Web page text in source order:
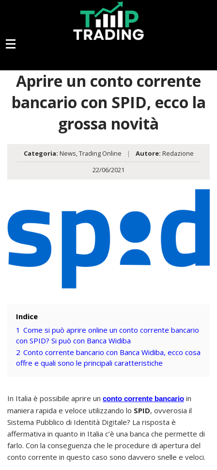
Aprire un conto corrente
bancario con SPID, ecco la
grossa novità
Categoria: News,Trading Online | Autore: Redazione
22/06/2021
Indice
1 Come si può aprire online un conto corrente bancario
con SPID? Si può con Banca Widiba
2 Conto corrente bancario con Banca Widiba, ecco cosa
offre e quali sono le principali caratteristiche
In Italia è possibile aprire un conto corrente bancario in
maniera rapida e veloce utilizzando lo SPID, ovverosia il
Sistema Pubblico di Identità Digitale? La risposta è
affermativa in quanto in Italia c’è una banca che permette di
farlo. Con la conseguenza che le procedure di apertura del
conto corrente in questo caso sono davvero snelle e veloci.